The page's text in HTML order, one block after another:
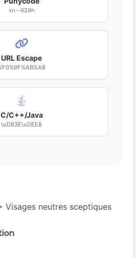
xn--929h
URL Escape
C/C++/Java
\uD83E\uDEE8
Visages neutres sceptiques